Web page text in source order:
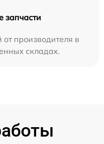
запчасти
производителя в
складах.